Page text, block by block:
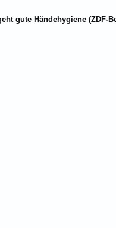
gute Händehygiene (ZDF-